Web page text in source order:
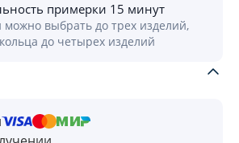
примерки 15 минут
выбрать до трех изделий,
до четырех изделий